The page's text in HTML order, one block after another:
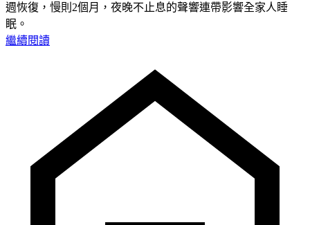
週恢復，慢則2個月，夜晚不止息的聲響連帶影響全家人睡
眠。
繼續閱讀